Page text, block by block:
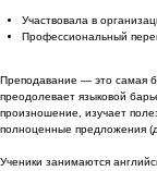
Участвовала в
Профессиональный
Преподавание — это самая
преодолевает языковой
произношение, изучает
полноценные предложения
Ученики занимаются